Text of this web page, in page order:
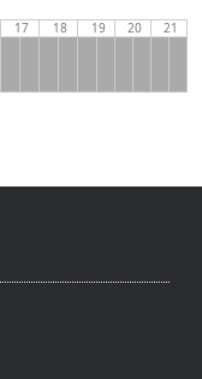
17 18 19 20 21